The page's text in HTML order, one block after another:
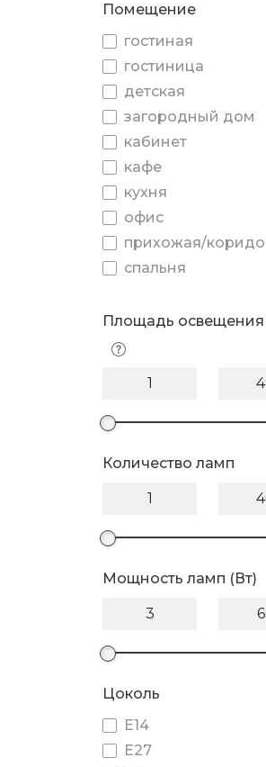
Помещение
гостиная
гостиница
детская
загородный дом
кабинет
кафе
кухня
офис
прихожая/
спальня
Площадь освещения
Количество ламп
Мощность ламп (Вт)
Цоколь
E14
E27